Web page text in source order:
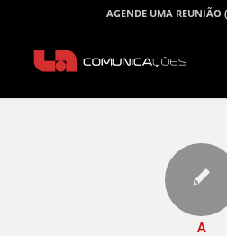
AGENDE UMA REUNIÃO
A